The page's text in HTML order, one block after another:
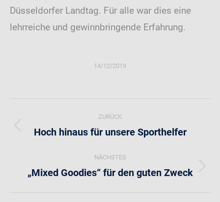
Düsseldorfer Landtag. Für alle war dies eine
lehrreiche und gewinnbringende Erfahrung.
14/12/2019
Kommentarnavigation
ZURÜCK
Vorheriger
Hoch hinaus für unsere Sporthelfer
NÄCHSTES
Nächster
„Mixed Goodies“ für den guten Zweck